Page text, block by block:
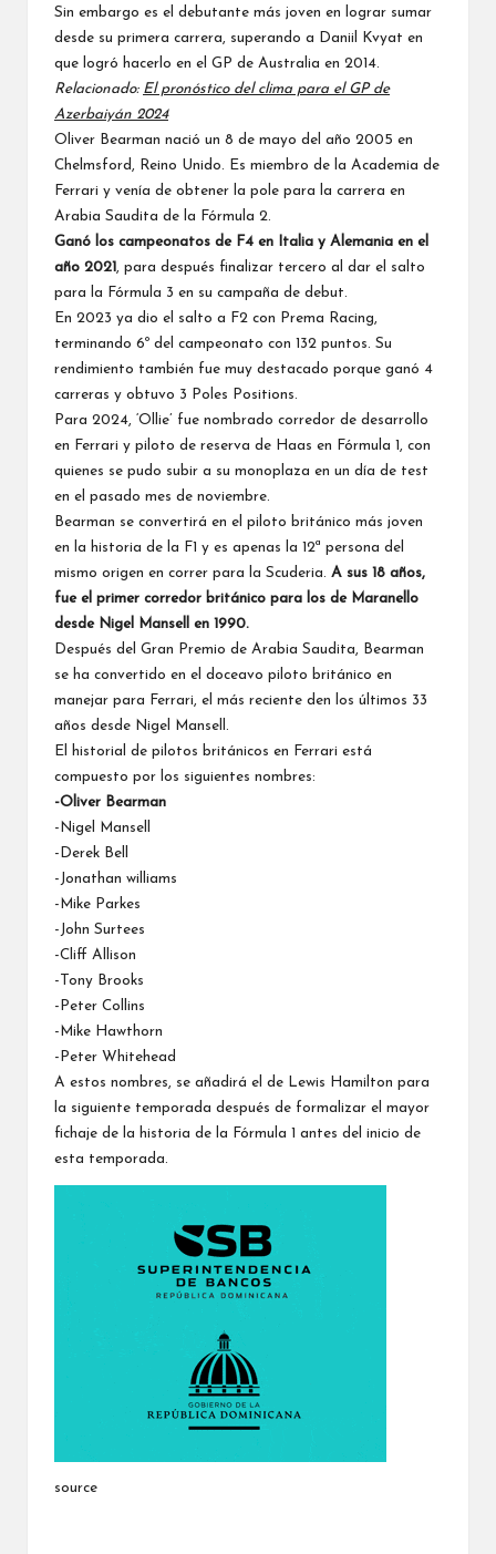
Sin embargo es el debutante más joven en lograr sumar
desde su primera carrera, superando a
Daniil Kvyat en
que logró hacerlo en el GP de Australia en 2014.
Relacionado: El pronóstico del clima para el GP de
Azerbaiyán 2024
Oliver Bearman nació un 8 de mayo del año 2005 en
Chelmsford, Reino Unido. Es miembro de la Academia de
Ferrari y venía de obtener la pole para la carrera en
Arabia Saudita de la Fórmula 2.
Ganó los campeonatos de F4 en Italia y Alemania en el
año 2021
, para después finalizar tercero al dar el salto
para la Fórmula 3 en su campaña de debut.
En 2023 ya dio el salto a F2 con Prema Racing,
terminando 6º del campeonato con 132 puntos. Su
rendimiento también fue muy destacado porque ganó 4
carreras y obtuvo 3 Poles Positions.
Para 2024, ‘Ollie’ fue nombrado corredor de desarrollo
en Ferrari y piloto de reserva de Haas en Fórmula 1
, con
quienes se pudo subir a su monoplaza en un día de test
en el pasado mes de noviembre.
Bearman se convertirá en el piloto británico más joven
en la historia de la F1 y es apenas la 12ª persona del
mismo origen en correr para la Scuderia. A sus 18 años,
fue el primer corredor británico para los de Maranello
desde Nigel Mansell en 1990.
Después del Gran Premio de Arabia Saudita, Bearman
se ha convertido en el doceavo piloto británico en
manejar para Ferrari, el más reciente den los últimos 33
años desde Nigel Mansell.
El historial de pilotos británicos en Ferrari está
compuesto por los siguientes nombres:
-Oliver Bearman
-Nigel Mansell
-Derek Bell
-Jonathan williams
-Mike Parkes
-John Surtees
-Cliff Allison
-Tony Brooks
-Peter Collins
-Mike Hawthorn
-Peter Whitehead
A estos nombres, se añadirá el de Lewis Hamilton para
la siguiente temporada después de formalizar el mayor
fichaje de la historia de la Fórmula 1 antes del inicio de
esta temporada.
source